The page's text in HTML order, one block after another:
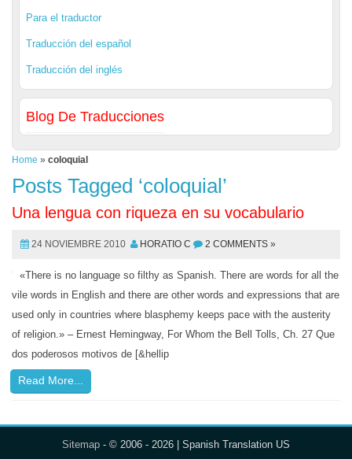
Para el traductor
Traducción del español
Traducción del inglés
Blog De Traducciones
Home » coloquial
Posts Tagged ‘coloquial’
Una lengua con riqueza en su vocabulario
24 NOVIEMBRE 2010 HORATIO C 2 COMMENTS »
«There is no language so filthy as Spanish. There are words for all the
vile words in English and there are other words and expressions that are
used only in countries where blasphemy keeps pace with the austerity
of religion.» – Ernest Hemingway, For Whom the Bell Tolls, Ch. 27 Que
dos poderosos motivos de [&hellip
Read More...
Sitemap - © 2006 - 2026 | Spanish Translation US